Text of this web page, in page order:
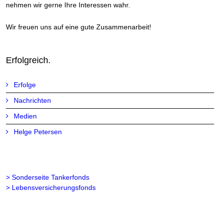
nehmen wir gerne Ihre Interessen wahr.
Wir freuen uns auf eine gute Zusammenarbeit!
Erfolgreich.
Erfolge
Nachrichten
Medien
Helge Petersen
> Sonderseite Tankerfonds
> Lebensversicherungsfonds